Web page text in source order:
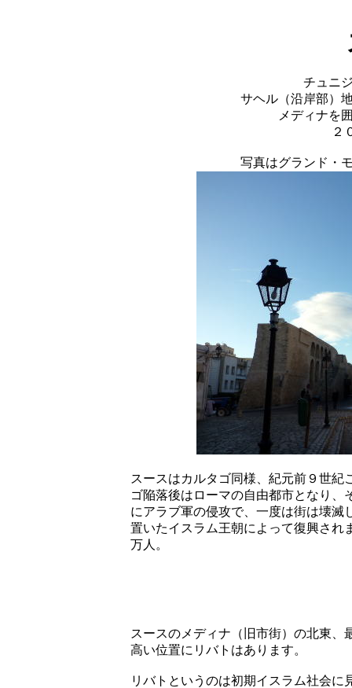
チュニ
サヘル（沿岸部）
メディナを
２
写真はグランド・
スースはカルタゴ同様、紀元前９世
ゴ陥落後はローマの自由都市となり
にアラブ軍の侵攻で、一度は街は壊滅
置いたイスラム王朝によって復興され
万人。
スースのメディナ（旧市街）の北東、
高い位置にリバトはあります。
リバトというのは初期イスラム社会に